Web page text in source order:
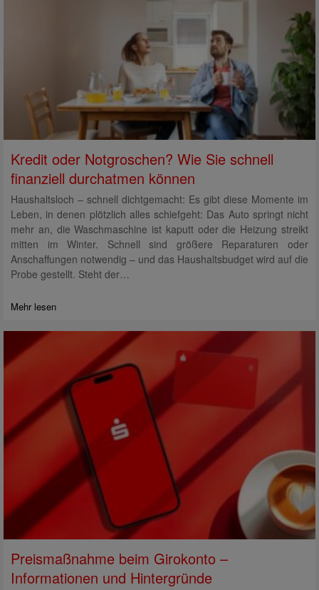
Kredit oder Notgroschen? Wie Sie schnell
finanziell durchatmen können
Haushaltsloch – schnell dichtgemacht: Es gibt diese Momente im
Leben, in denen plötzlich alles schiefgeht: Das Auto springt nicht
mehr an, die Waschmaschine ist kaputt oder die Heizung streikt
mitten im Winter. Schnell sind größere Reparaturen oder
Anschaffungen notwendig – und das Haushaltsbudget wird auf die
Probe gestellt. Steht der…
Mehr lesen
Preismaßnahme beim Girokonto –
Informationen und Hintergründe